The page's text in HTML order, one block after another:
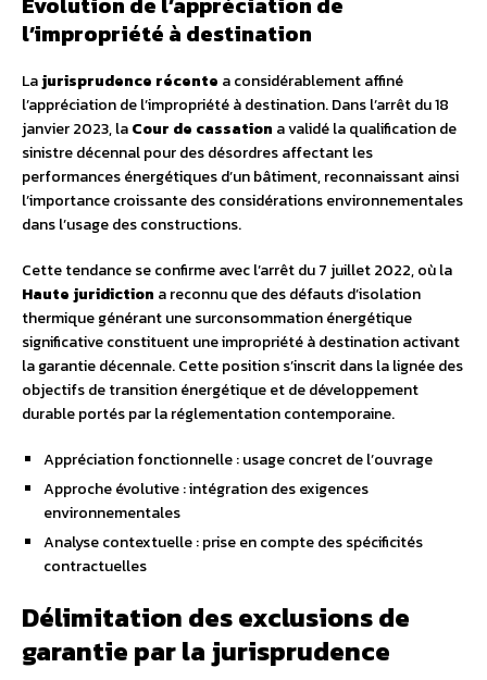
l’impropriété à destination
Lajurisprudence récente a considérablement affiné
l’appréciation de l’impropriété à destination. Dans l’arrêt du 18
janvier 2023, laCour de cassation a validé la qualification de
sinistre décennal pour des désordres affectant les
performances énergétiques d’un bâtiment, reconnaissant ainsi
l’importance croissante des considérations environnementales
dans l’usage des constructions.
Cette tendance se confirme avec l’arrêt du 7 juillet 2022, où la
Haute juridiction a reconnu que des défauts d’isolation
thermique générant une surconsommation énergétique
significative constituent une impropriété à destination activant
la garantie décennale. Cette position s’inscrit dans la lignée des
objectifs de transition énergétique et de développement
durable portés par la réglementation contemporaine.
Appréciation fonctionnelle : usage concret de l’ouvrage
Approche évolutive : intégration des exigences
environnementales
Analyse contextuelle : prise en compte des spécificités
contractuelles
Délimitation des exclusions de
garantie par la jurisprudence